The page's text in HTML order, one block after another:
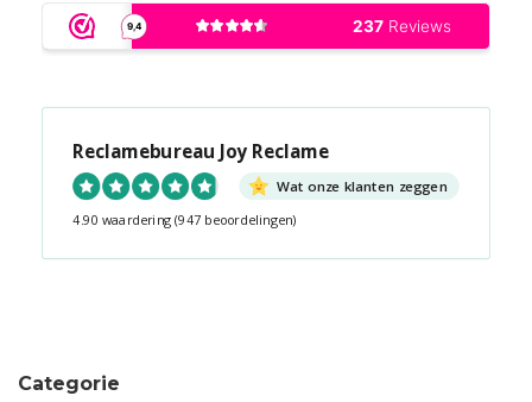
Reclamebureau Joy Reclame
Wat onze klanten zeggen
4.90 waardering (947 beoordelingen)
Categorie